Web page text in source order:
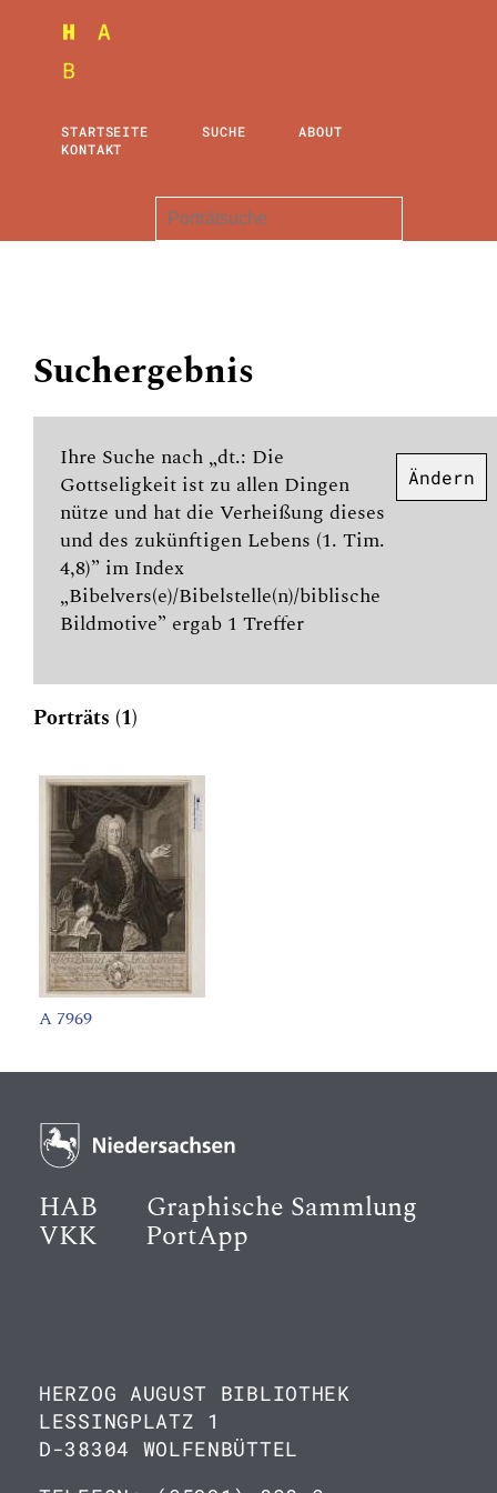
STARTSEITE SUCHE
ABOUT
KONTAKT
Suchergebnis
Ihre Suche nach „dt.: Die
Gottseligkeit ist zu allen Dingen
nütze und hat die Verheißung dieses
und des zukünftigen Lebens (1. Tim.
4,8)” im Index
„Bibelvers(e)/Bibelstelle(n)/biblische
Bildmotive” ergab 1 Treffer
Ändern
Porträts (1)
A 7969
HAB Graphische Sammlung
VKK PortApp
HERZOG AUGUST BIBLIOTHEK
LESSINGPLATZ 1
D-38304 WOLFENBÜTTEL